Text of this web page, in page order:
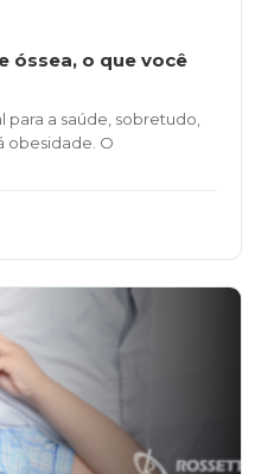
óssea, o que você
a saúde, sobretudo,
obesidade. O